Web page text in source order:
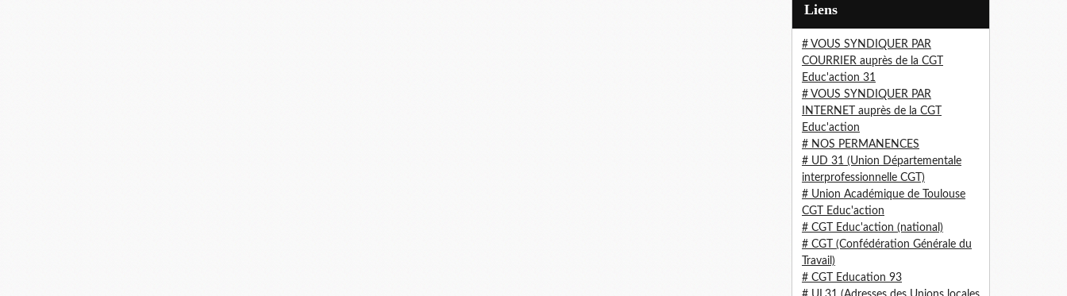
Liens
# VOUS SYNDIQUER PAR
COURRIER auprès de la CGT
Educ'action 31
# VOUS SYNDIQUER PAR
INTERNET auprès de la CGT
Educ'action
# NOS PERMANENCES
# UD 31 (Union Départementale
interprofessionnelle CGT)
# Union Académique de Toulouse
CGT Educ'action
# CGT Educ'action (national)
# CGT (Confédération Générale du
Travail)
# CGT Education 93